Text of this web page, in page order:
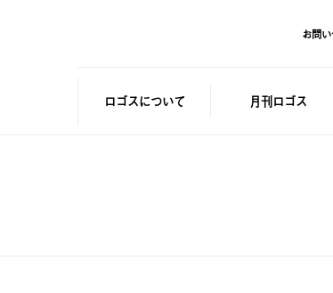
お問
ロゴスについて 月刊ロゴス